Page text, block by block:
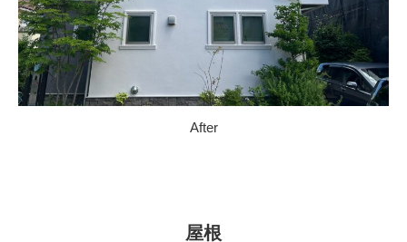
After
屋根